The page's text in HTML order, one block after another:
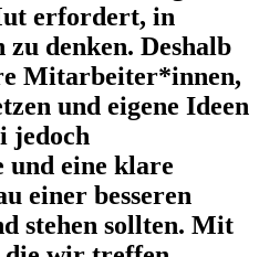
erfordert, in
zu denken. Deshalb
Mitarbeiter*innen,
und eigene Ideen
jedoch
und eine klare
einer besseren
stehen sollten. Mit